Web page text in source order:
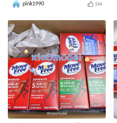
pink1990 144